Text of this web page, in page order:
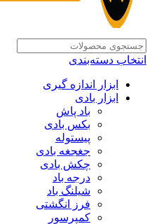
انتخاب دسته‌بندی
ابزار اندازه گیری
ابزار بادی
باد پاش
بکس بادی
پیستوله
جغجغه بادی
چکش بادی
درجه باد
شیلنگ باد
فرز انگشتی
کمپرسور